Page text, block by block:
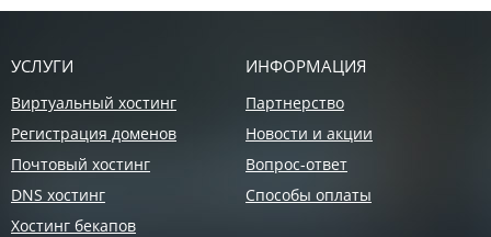
УСЛУГИ
Виртуальный хостинг
Регистрация доменов
Почтовый хостинг
DNS хостинг
Хостинг бекапов
ИНФОРМАЦИЯ
Партнерство
Новости и акции
Вопрос-ответ
Способы оплаты